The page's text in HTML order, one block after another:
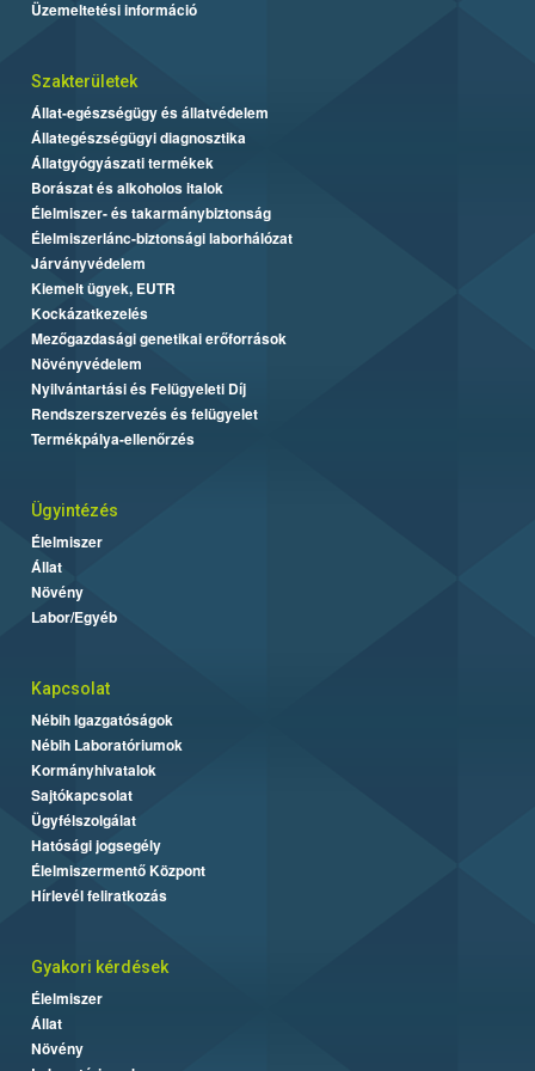
Üzemeltetési információ
Szakterületek
Állat-egészségügy és állatvédelem
Állategészségügyi diagnosztika
Állatgyógyászati termékek
Borászat és alkoholos italok
Élelmiszer- és takarmánybiztonság
Élelmiszerlánc-biztonsági laborhálózat
Járványvédelem
Kiemelt ügyek, EUTR
Kockázatkezelés
Mezőgazdasági genetikai erőforrások
Növényvédelem
Nyilvántartási és Felügyeleti Díj
Rendszerszervezés és felügyelet
Termékpálya-ellenőrzés
Ügyintézés
Élelmiszer
Állat
Növény
Labor/Egyéb
Kapcsolat
Nébih Igazgatóságok
Nébih Laboratóriumok
Kormányhivatalok
Sajtókapcsolat
Ügyfélszolgálat
Hatósági jogsegély
Élelmiszermentő Központ
Hírlevél feliratkozás
Gyakori kérdések
Élelmiszer
Állat
Növény